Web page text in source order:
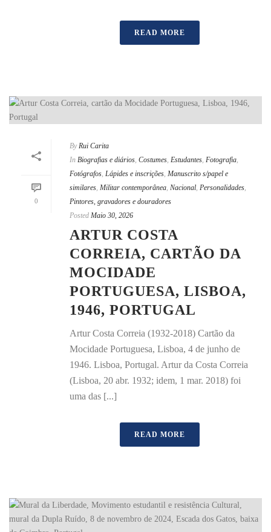
READ MORE
0
By Rui Carita
In Biografias e diários, Costumes, Estudantes, Fotografia,
Fotógrafos, Lápides e inscrições, Manuscrito s/papel e
similares, Militar contemporânea, Nacional, Personalidades,
Pintores, gravadores e douradores
Posted Maio 30, 2026
ARTUR COSTA
CORREIA, CARTÃO DA
MOCIDADE
PORTUGUESA, LISBOA,
1946, PORTUGAL
Artur Costa Correia (1932-2018) Cartão da
Mocidade Portuguesa, Lisboa, 4 de junho de
1946. Lisboa, Portugal. Artur da Costa Correia
(Lisboa, 20 abr. 1932; idem, 1 mar. 2018) foi
uma das [...]
READ MORE